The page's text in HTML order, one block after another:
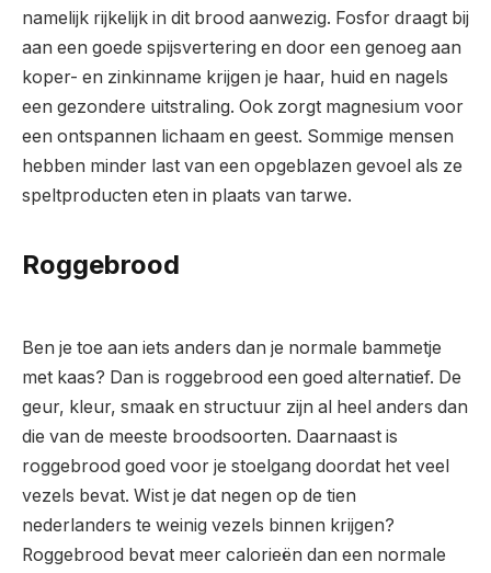
namelijk rijkelijk in dit brood aanwezig. Fosfor draagt bij
aan een goede spijsvertering en door een genoeg aan
koper- en zinkinname krijgen je haar, huid en nagels
een gezondere uitstraling. Ook zorgt magnesium voor
een ontspannen lichaam en geest. Sommige mensen
hebben minder last van een opgeblazen gevoel als ze
speltproducten eten in plaats van tarwe.
Roggebrood
Ben je toe aan iets anders dan je normale bammetje
met kaas? Dan is roggebrood een goed alternatief. De
geur, kleur, smaak en structuur zijn al heel anders dan
die van de meeste broodsoorten. Daarnaast is
roggebrood goed voor je stoelgang doordat het veel
vezels bevat. Wist je dat negen op de tien
nederlanders te weinig vezels binnen krijgen?
Roggebrood bevat meer calorieën dan een normale